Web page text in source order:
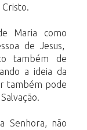
Cristo.
Maria como
de Jesus,
também de
a ideia da
também pode
Senhora, não